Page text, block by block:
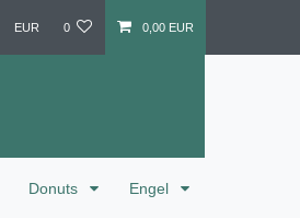
EUR 0 0,00 EUR
Donuts Engel